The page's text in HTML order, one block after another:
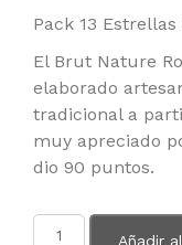
Pack 13
El Brut Nature
elaborado
tradicional a
muy apreciado
dio 90 puntos.
Añadir